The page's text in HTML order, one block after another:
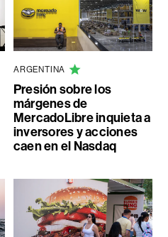
ARGENTINA
Presión sobre los
márgenes de
MercadoLibre inquieta a
inversores y acciones
caen en el Nasdaq